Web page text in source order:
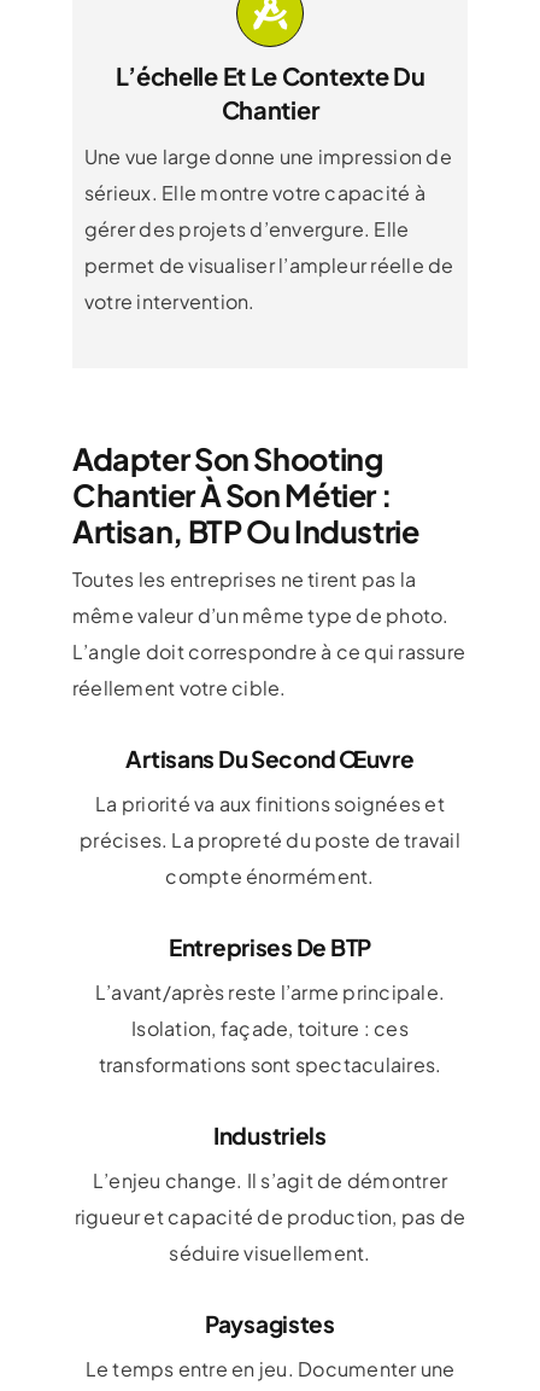
L’échelle Et Le Contexte Du
Chantier
Une vue large donne une impression de
sérieux. Elle montre votre capacité à
gérer des projets d’envergure. Elle
permet de visualiser l’ampleur réelle de
votre intervention.
Adapter Son Shooting
Chantier À Son Métier :
Artisan, BTP Ou Industrie
Toutes les entreprises ne tirent pas la
même valeur d’un même type de photo.
L’angle doit correspondre à ce qui rassure
réellement votre cible.
Artisans Du Second Œuvre
La priorité va aux finitions soignées et
précises. La propreté du poste de travail
compte énormément.
Entreprises De BTP
L’avant/après reste l’arme principale.
Isolation, façade, toiture : ces
transformations sont spectaculaires.
Industriels
L’enjeu change. Il s’agit de démontrer
rigueur et capacité de production, pas de
séduire visuellement.
Paysagistes
Le temps entre en jeu. Documenter une